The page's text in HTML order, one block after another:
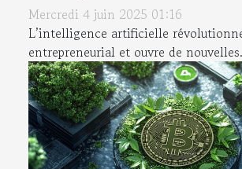
Mercredi 4 juin 2025 01:16
L’intelligence artificielle
entrepreneurial et ouvre de